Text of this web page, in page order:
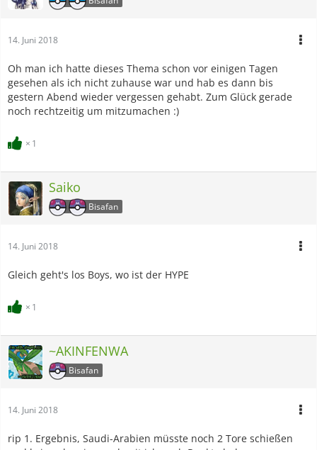
14. Juni 2018
Oh man ich hatte dieses Thema schon vor einigen Tagen
gesehen als ich nicht zuhause war und hab es dann bis
gestern Abend wieder vergessen gehabt. Zum Glück gerade
noch rechtzeitig um mitzumachen :)
1
Saiko
Bisafan
14. Juni 2018
Gleich geht's los Boys, wo ist der HYPE
1
~AKINFENWA
Bisafan
14. Juni 2018
rip 1. Ergebnis, Saudi-Arabien müsste noch 2 Tore schießen